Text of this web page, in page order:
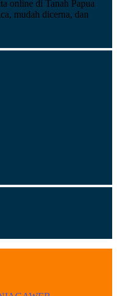
online di Tanah Papua
mudah dicerna, dan